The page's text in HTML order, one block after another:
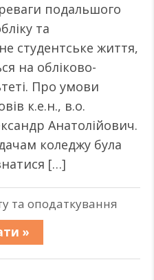
подальшого
та
студентське життя,
на обліково-
Про умови
к.е.н., в.о.
Анатолійович.
коледжу була
[…]
та оподаткування
»